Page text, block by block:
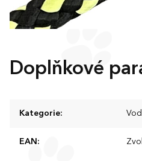
Doplňkové
Kategorie:
EAN :